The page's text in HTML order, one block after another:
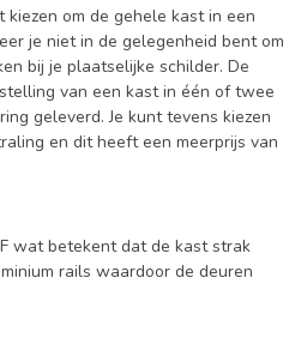
om de gehele kast in een
je niet in de gelegenheid bent om
bij je plaatselijke schilder. De
van een kast in één of twee
geleverd. Je kunt tevens kiezen
en dit heeft een meerprijs van
wat betekent dat de kast strak
rails waardoor de deuren